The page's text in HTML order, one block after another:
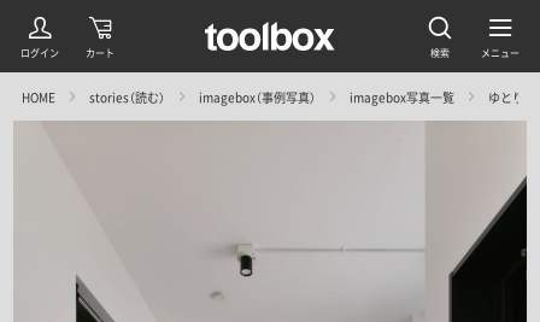
HOME stories（読む） imagebox（事例写真） imagebox写真一覧 ゆとり